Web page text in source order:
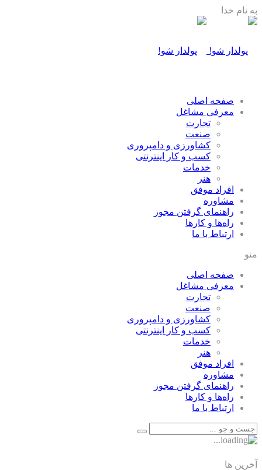
به نام خدا
صفحه اصلی
معرفی مشاغل
تجارت
صنعت
كشاورزی و دامپروری
كسب و كار اينترنتی
خدمات
هنر
افراد موفق
مشاوره
راهنمای گرفتن مجوز
راه‌ها و كارها
ارتباط با ما
منو
صفحه اصلی
معرفی مشاغل
تجارت
صنعت
كشاورزی و دامپروری
كسب و كار اينترنتی
خدمات
هنر
افراد موفق
مشاوره
راهنمای گرفتن مجوز
راه‌ها و كارها
ارتباط با ما
آخرین ها